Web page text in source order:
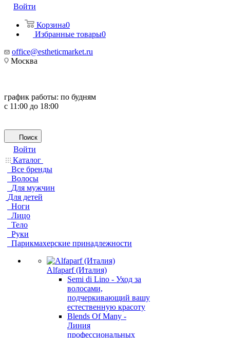
Войти
Корзина0
Избранные товары0
office@estheticmarket.ru
Москва
график работы: по будням
с 11:00 до 18:00
Поиск
Войти
Каталог
Все бренды
Волосы
Для мужчин
Для детей
Ноги
Лицо
Тело
Руки
Парикмахерские принадлежности
Alfaparf (Италия)
Semi di Lino - Уход за
волосами,
подчеркивающий вашу
естественную красоту
Blends Of Many -
Линия
профессиональных